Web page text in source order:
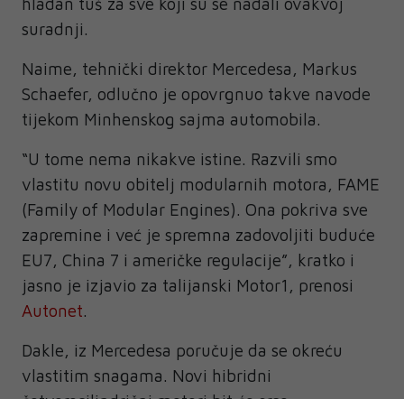
suradnji.
Naime, tehnički direktor Mercedesa, Markus
Schaefer, odlučno je opovrgnuo takve navode
tijekom Minhenskog sajma automobila.
“U tome nema nikakve istine. Razvili smo
vlastitu novu obitelj modularnih motora, FAME
(Family of Modular Engines). Ona pokriva sve
zapremine i već je spremna zadovoljiti buduće
EU7, China 7 i američke regulacije”, kratko i
jasno je izjavio za talijanski Motor1, prenosi
Autonet.
Dakle, iz Mercedesa poručuje da se okreću
vlastitim snagama. Novi hibridni